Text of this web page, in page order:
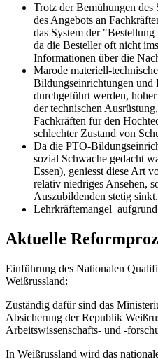
Trotz der Bemühungen des
des Angebots an
das System der
da die Besteller oft nicht
Informationen über die
Marode materiell-
Bildungseinrichtungen und
durchgeführt werden,
der technischen
Fachkräften für den
schlechter Zustand von
Da die PTO-
sozial Schwache gedacht
Essen), geniesst diese Art
relativ niedriges Ansehen,
Auszubildenden stetig sinkt.
Lehrkräftemangel
Aktuelle
Einführung des Nationalen
Weißrussland:
Zuständig dafür sind das
Absicherung der Republik
Arbeitswissenschafts- und -
In Weißrussland wird das